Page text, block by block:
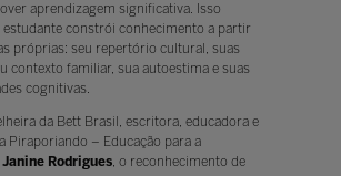
aprendizagem significativa. Isso
estudante constrói conhecimento a partir
próprias: seu repertório cultural, suas
contexto familiar, sua autoestima e suas
cognitivas.
da Bett Brasil, escritora, educadora e
Piraporiando – Educação para a
Janine Rodrigues, o reconhecimento de